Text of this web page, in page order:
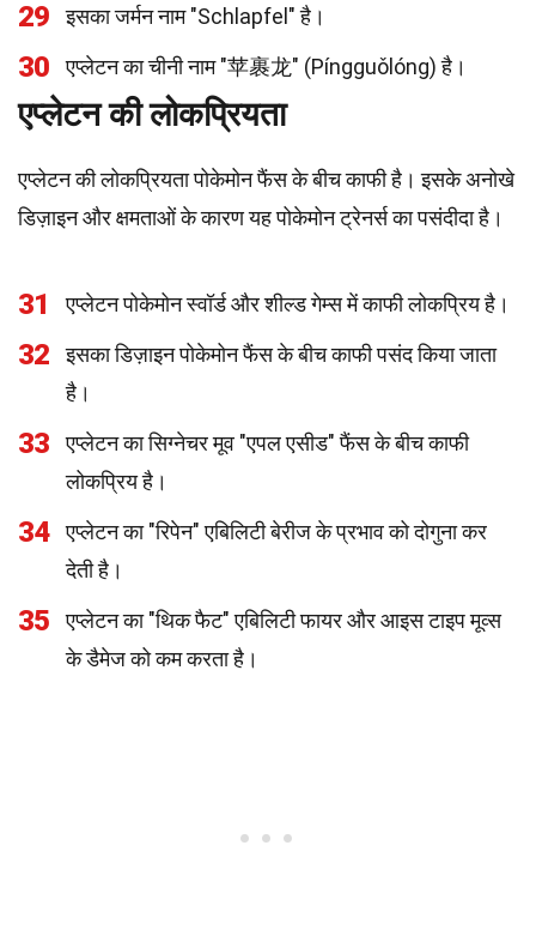
29 इसका जर्मन नाम "Schlapfel" है।
30 एप्लेटन का चीनी नाम "苹裹龙" (Píngguǒlóng) है।
एप्लेटन की लोकप्रियता
एप्लेटन की लोकप्रियता पोकेमोन फैंस के बीच काफी है। इसके अनोखे
डिज़ाइन और क्षमताओं के कारण यह पोकेमोन ट्रेनर्स का पसंदीदा है।
31 एप्लेटन पोकेमोन स्वॉर्ड और शील्ड गेम्स में काफी लोकप्रिय है।
32
इसका डिज़ाइन पोकेमोन फैंस के बीच काफी पसंद किया जाता
है।
33
एप्लेटन का सिग्नेचर मूव "एपल एसीड" फैंस के बीच काफी
लोकप्रिय है।
34
एप्लेटन का "रिपेन" एबिलिटी बेरीज के प्रभाव को दोगुना कर
देती है।
35
एप्लेटन का "थिक फैट" एबिलिटी फायर और आइस टाइप मूव्स
के डैमेज को कम करता है।